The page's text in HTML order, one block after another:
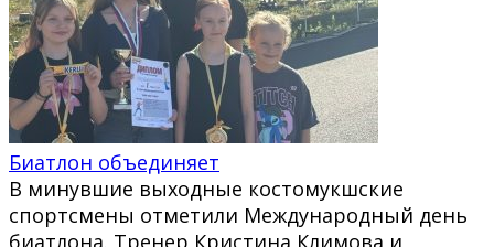
Биатлон объединяет
В минувшие выходные костомукшские
спортсмены отметили Международный день
биатлона. Тренер Кристина Климова и